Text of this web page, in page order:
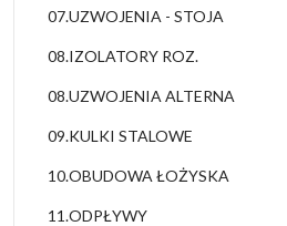
07.UZWOJENIA - STOJA
08.IZOLATORY ROZ.
08.UZWOJENIA ALTERNA
09.KULKI STALOWE
10.OBUDOWA ŁOŻYSKA
11.ODPŁYWY